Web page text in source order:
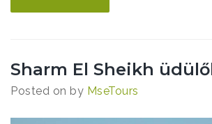
Sharm El Sheikh
Posted on by MseTours